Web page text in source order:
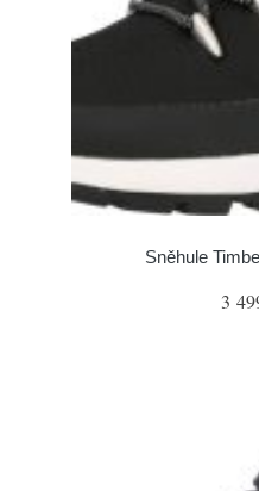
Sněhule
3